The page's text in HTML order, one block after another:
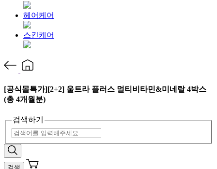
헤어케어
스킨케어
[공식몰특가][2+2] 울트라 플러스 멀티비타민&미네랄 4박스
(총 4개월분)
검색하기
검색